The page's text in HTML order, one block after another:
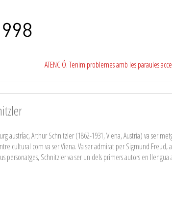
ATENCIÓ. Tenim problemes amb les paraules
austríac, Arthur Schnitzler (1862-1931, Viena, Austria) va ser
cultural com va ser Viena. Va ser admirat per Sigmund
personatges, Schnitzler va ser un dels primers autors en